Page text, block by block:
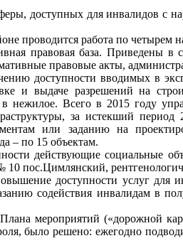
доступных для инвалидов с
проводится работа по четырем
правовая база. Приведены
правовые акты,
доступности вводимых в
и выдаче разрешений на
нежилое. Всего в 2015 году
за истекший
или заданию на
– по 15 объектам.
действующие социальные
пос.Цимлянский,
доступности услуг для
содействия инвалидам в
мероприятий («дорожной
было решено: ежегодно